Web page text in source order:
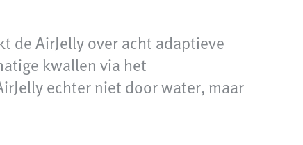
de AirJelly over acht adaptieve
kwallen via het
echter niet door water, maar